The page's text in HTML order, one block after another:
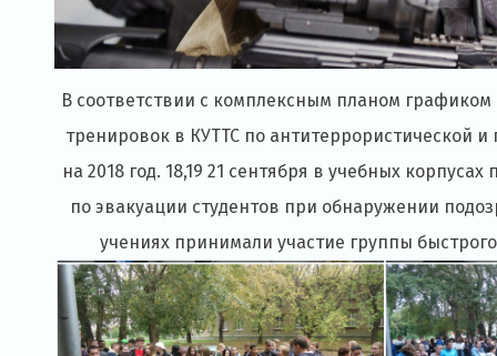
В соответствии с комплексным планом
тренировок в КУТТС по антитеррористической
на 2018 год. 18,19 21 сентября в учебных
по эвакуации студентов при обнаружении
учениях принимали участие группы